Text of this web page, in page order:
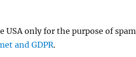
USA only for the purpose of spam
and GDPR.